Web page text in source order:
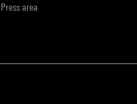
Press area